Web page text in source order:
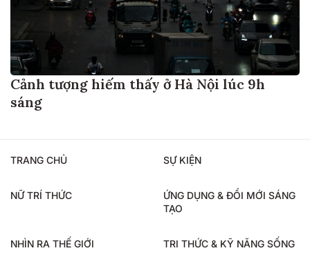
Cảnh tượng hiếm thấy ở Hà Nội lúc 9h
sáng
TRANG CHỦ SỰ KIỆN
NỮ TRÍ THỨC
ỨNG DỤNG & ĐỔI MỚI SÁNG
TẠO
NHÌN RA THẾ GIỚI TRI THỨC & KỸ NĂNG SỐNG